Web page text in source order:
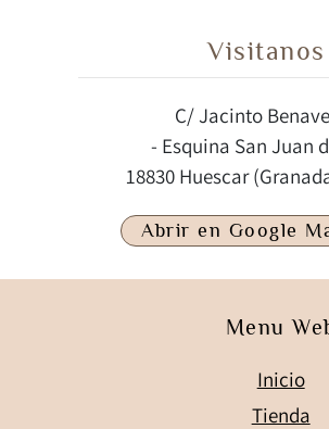
Visitanos
C/ Jacinto
- Esquina San Juan
18830 Huescar
Abrir en Google
Menu
Inicio
Tienda